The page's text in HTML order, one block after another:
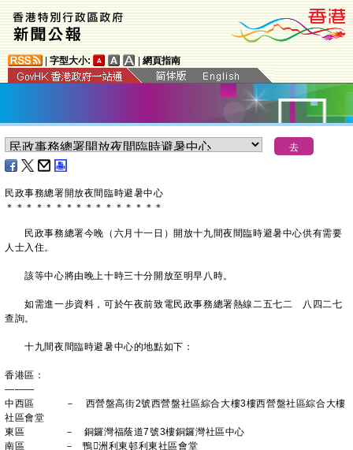
字型大小: 網頁指南
民政事務總署開放夜間臨時避暑中心
＊ ＊ ＊ ＊ ＊ ＊ ＊ ＊ ＊ ＊ ＊ ＊ ＊ ＊ ＊ ＊
民政事務總署今晚（六月十一日）開放十九間夜間臨時避暑中心供有需要
人士入住。
該等中心將由晚上十時三十分開放至明早八時。
如需進一步資料，可於午夜前致電民政事務總署熱線二五七二 八四二七
查詢。
十九間夜間臨時避暑中心的地點如下：
香港區：
———
中西區 － 西營盤高街2號西營盤社區綜合大樓3樓西營盤社區綜合大樓
社區會堂
東區 － 銅鑼灣福蔭道7號3樓銅鑼灣社區中心
南區 － 鴨洲利東邨利東社區會堂